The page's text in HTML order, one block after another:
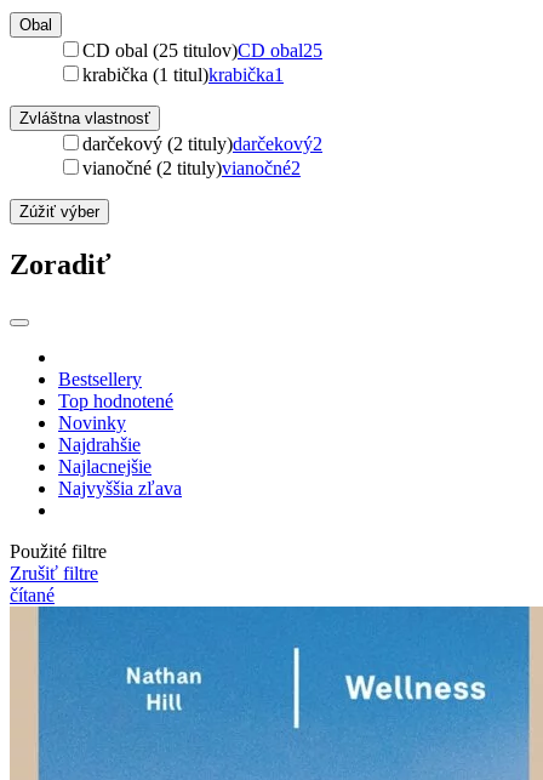
Obal
CD obal (25 titulov)CD obal25
krabička (1 titul)krabička1
Zvláštna vlastnosť
darčekový (2 tituly)darčekový2
vianočné (2 tituly)vianočné2
Zúžiť výber
Zoradiť
Bestsellery
Top hodnotené
Novinky
Najdrahšie
Najlacnejšie
Najvyššia zľava
Použité filtre
Zrušiť filtre
čítané